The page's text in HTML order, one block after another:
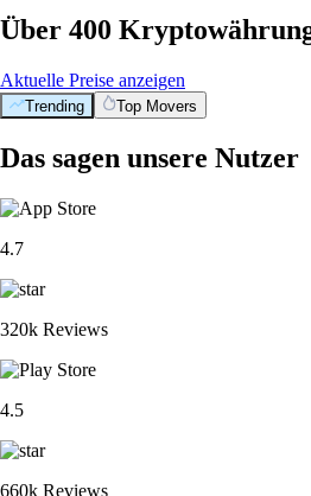
Über 400
Aktuelle Preise anzeigen
Trending Top Movers
Das sagen unsere Nutzer
4.7
320k Reviews
4.5
660k Reviews